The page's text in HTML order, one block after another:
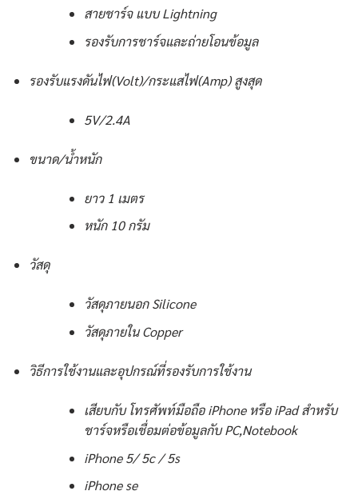
สายชาร์จ แบบ Lightning
รองรับการชาร์จและถ่ายโอนข้อมูล
รองรับแรงดันไฟ(Volt)/กระแสไฟ(Amp) สูงสุด
5V/2.4A
ขนาด/น้ำหนัก
ยาว 1 เมตร
หนัก 10 กรัม
วัสดุ
วัสดุภายนอก Silicone
วัสดุภายใน Copper
วิธีการใช้งานและอุปกรณ์ที่รองรับการใช้งาน
เสียบกับ โทรศัพท์มือถือ iPhone หรือ iPad สำหรับ
ชาร์จหรือเชื่อมต่อข้อมูลกับ PC,Notebook
iPhone 5/ 5c / 5s
iPhone se